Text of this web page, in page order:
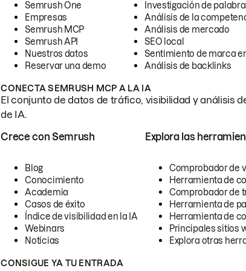
Semrush One
Empresas
Semrush MCP
Semrush API
Nuestros datos
Reservar una demo
Investigación de
Análisis de la
Análisis de mercado
SEO local
Sentimiento de marca
Análisis de backlinks
CONECTA SEMRUSH MCP A LA IA
El conjunto de datos de tráfico, visibilidad y análisis
de IA.
Crece con Semrush
Blog
Conocimiento
Academia
Casos de éxito
Índice de visibilidad en la IA
Webinars
Noticias
Explora las
Comprobador de
Herramienta de
Comprobador de
Herramienta de
Herramienta de
Principales sitios
Explora otras
CONSIGUE YA TU ENTRADA